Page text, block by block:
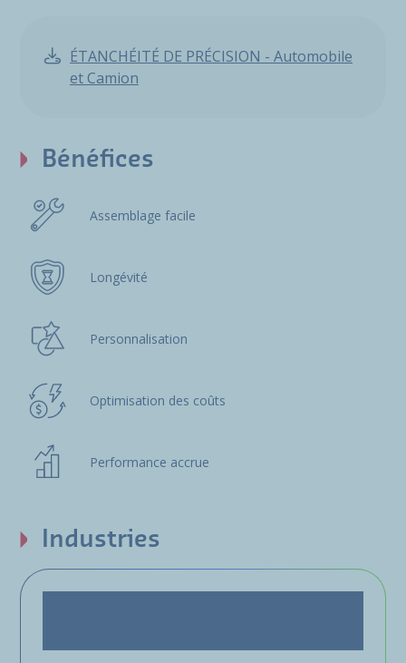
ÉTANCHÉITÉ DE PRÉCISION - Automobile
et Camion
Bénéfices
Assemblage facile
Longévité
Personnalisation
Optimisation des coûts
Performance accrue
Industries